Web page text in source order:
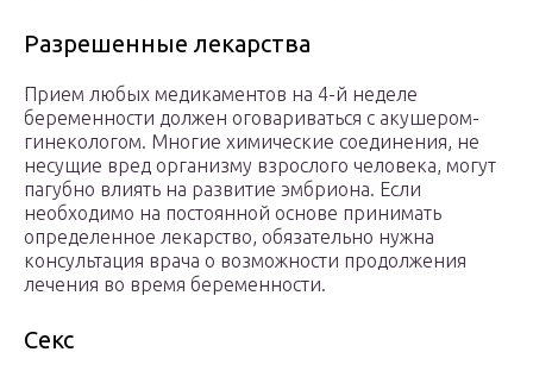
Разрешенные лекарства
Прием любых медикаментов на 4-й неделе
беременности должен оговариваться с акушером-
гинекологом. Многие химические соединения, не
несущие вред организму взрослого человека, могут
пагубно влиять на развитие эмбриона. Если
необходимо на постоянной основе принимать
определенное лекарство, обязательно нужна
консультация врача о возможности продолжения
лечения во время беременности.
Секс